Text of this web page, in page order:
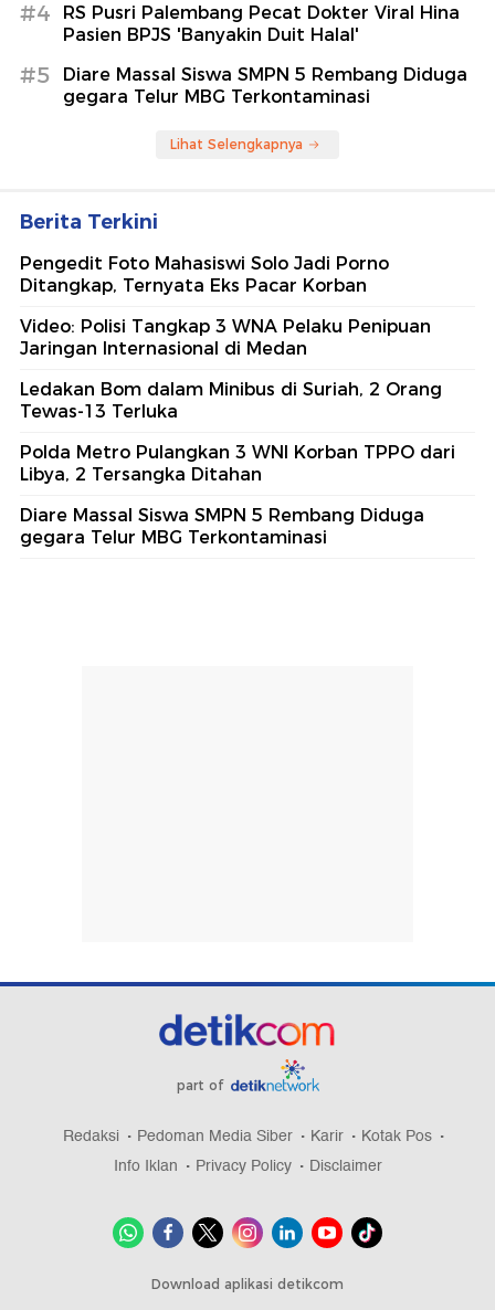
#4
RS Pusri Palembang Pecat Dokter Viral Hina
Pasien BPJS 'Banyakin Duit Halal'
#5
Diare Massal Siswa SMPN 5 Rembang Diduga
gegara Telur MBG Terkontaminasi
Lihat Selengkapnya
Berita Terkini
Pengedit Foto Mahasiswi Solo Jadi Porno
Ditangkap, Ternyata Eks Pacar Korban
Video: Polisi Tangkap 3 WNA Pelaku Penipuan
Jaringan Internasional di Medan
Ledakan Bom dalam Minibus di Suriah, 2 Orang
Tewas-13 Terluka
Polda Metro Pulangkan 3 WNI Korban TPPO dari
Libya, 2 Tersangka Ditahan
Diare Massal Siswa SMPN 5 Rembang Diduga
gegara Telur MBG Terkontaminasi
part of
Redaksi Pedoman Media Siber Karir
Kotak Pos
Info Iklan
Privacy Policy Disclaimer
Download aplikasi detikcom